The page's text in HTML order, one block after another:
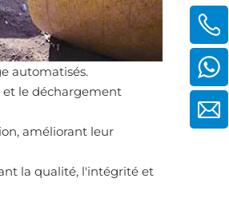
automatisés.
le déchargement
améliorant leur
la qualité, l'intégrité et